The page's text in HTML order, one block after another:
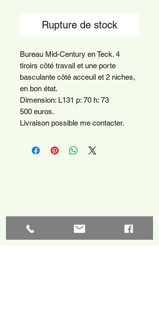
Rupture de stock
Bureau Mid-Century en Teck. 4
tiroirs côté travail et une porte
basculante côté acceuil et 2 niches,
en bon état.
Dimension: L131 p: 70 h: 73
500 euros.
Livraison possible me contacter.